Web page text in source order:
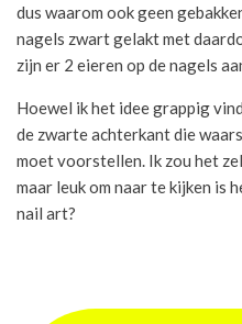
dus waarom ook geen
nagels zwart gelakt met
zijn er 2 eieren op de nagels
Hoewel ik het idee grappig
de zwarte achterkant die
moet voorstellen. Ik zou het
maar leuk om naar te kijken is
nail art?